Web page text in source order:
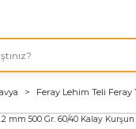
Feray Lehim Teli Feray